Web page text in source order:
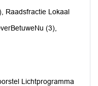
Raadsfractie Lokaal
(3),
Lichtprogramma